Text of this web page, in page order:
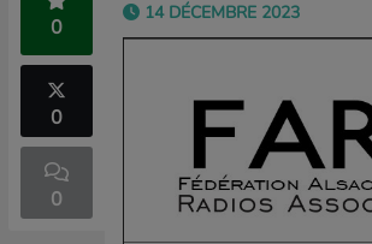
0
0
0
14 DÉCEMBRE 2023